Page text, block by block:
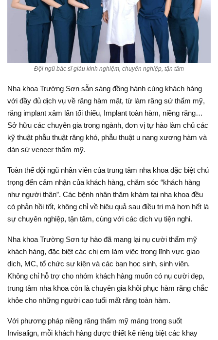
Đội ngũ bác sĩ giàu kinh nghiệm, chuyên nghiệp, tận tâm
Nha khoa Trường Sơn sẵn sàng đồng hành cùng khách hàng
với đầy đủ dịch vụ về răng hàm mặt, từ làm răng sứ thẩm mỹ,
răng implant xâm lấn tối thiểu, Implant toàn hàm, niềng răng…
Sở hữu các chuyên gia trong ngành, đơn vị tự hào làm chủ các
kỹ thuật phẫu thuật răng khó, phẫu thuật u nang xương hàm và
dán sứ veneer thẩm mỹ.
Toàn thể đội ngũ nhân viên của trung tâm nha khoa đặc biệt chú
trọng đến cảm nhận của khách hàng, chăm sóc “khách hàng
như người thân”. Các bệnh nhân thăm khám tại nha khoa đều
có phản hồi tốt, không chỉ về hiệu quả sau điều trị mà hơn hết là
sự chuyên nghiệp, tận tâm, cùng với các dịch vụ tiện nghi.
Nha khoa Trường Sơn tự hào đã mang lại nụ cười thẩm mỹ
khách hàng, đặc biệt các chị em làm việc trong lĩnh vực giao
dịch, MC, tổ chức sự kiện và các bạn học sinh, sinh viên.
Không chỉ hỗ trợ cho nhóm khách hàng muốn có nụ cười đẹp,
trung tâm nha khoa còn là chuyên gia khôi phục hàm răng chắc
khỏe cho những người cao tuổi mất răng toàn hàm.
Với phương pháp niềng răng thẩm mỹ máng trong suốt
Invisalign, mỗi khách hàng được thiết kế riêng biệt các khay